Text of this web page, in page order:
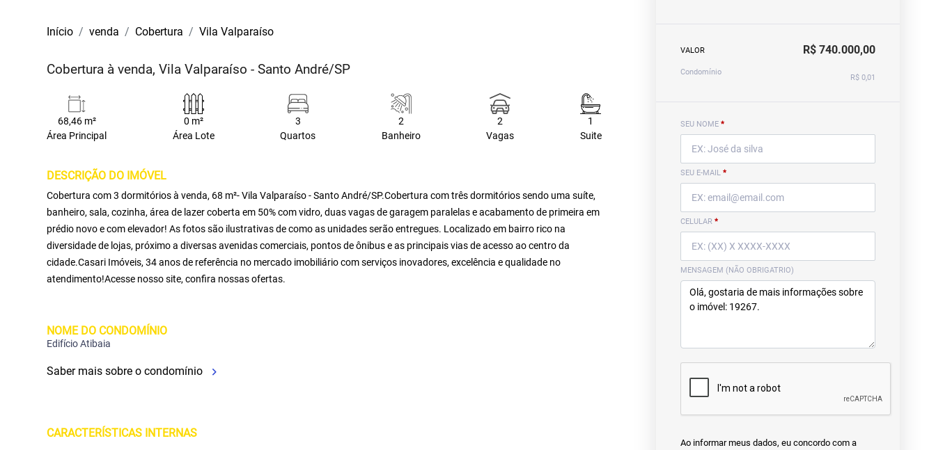
Início venda Cobertura Vila Valparaíso
Cobertura à venda, Vila Valparaíso - Santo André/SP
68,46 m²
Área Principal
0 m²
Área Lote
3
Quartos
2
Banheiro
2
Vagas
1
Suite
DESCRIÇÃO DO IMÓVEL
Cobertura com 3 dormitórios à venda, 68 m²- Vila Valparaíso - Santo André/SP.Cobertura com três dormitórios sendo uma suíte,
banheiro, sala, cozinha, área de lazer coberta em 50% com vidro, duas vagas de garagem paralelas e acabamento de primeira em
prédio novo e com elevador! As fotos são ilustrativas de como as unidades serão entregues. Localizado em bairro rico na
diversidade de lojas, próximo a diversas avenidas comerciais, pontos de ônibus e as principais vias de acesso ao centro da
cidade.Casari Imóveis, 34 anos de referência no mercado imobiliário com serviços inovadores, excelência e qualidade no
atendimento!Acesse nosso site, confira nossas ofertas.
NOME DO CONDOMÍNIO
Edifício Atibaia
Saber mais sobre o condomínio
CARACTERÍSTICAS INTERNAS
VALOR R$ 740.000,00
Condomínio
R$ 0,01
SEU NOME *
SEU E-MAIL *
CELULAR *
MENSAGEM (NÃO OBRIGATRIO)
Ao informar meus dados, eu concordo com a